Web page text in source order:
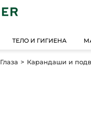
ТЕЛО И ГИГИЕНА
Глаза Карандаши и